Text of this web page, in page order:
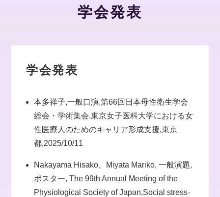
学会発表
学会発表
本多祥子,一般口演,第66回日本母性衛生学会
総会・学術集会,東京女子医科大学における女
性医療人のためのキャリア形成支援,東京
都,2025/10/11
Nakayama Hisako、Miyata Mariko, 一般演題,
ポスター, The 99th Annual Meeting of the
Physiological Society of Japan,Social stress-